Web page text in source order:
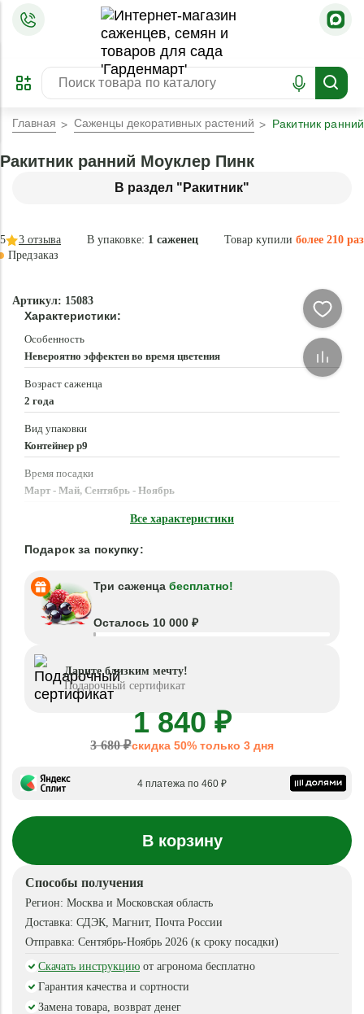
ПРЕДЗАКАЗ
ЗАБРОНИРОВАТЬ
ЛУЧШЕЕ
Главная Саженцы декоративных растений Ракитник
В раздел "Ракитник"
Ракитник ранний Моуклер Пинк
В упаковке: 1 саженец Товар купили более 210 раз
5 3 отзыва
Предзаказ
Артикул: 15083
Характеристики:
Особенность
Невероятно эффектен во время цветения
Возраст саженца
2 года
Вид упаковки
Контейнер p9
Время посадки
Март - Май, Сентябрь - Ноябрь
Все характеристики
Подарок за покупку:
Три саженца бесплатно!
Осталось 10 000 ₽
Дарите близким мечту!
Подарочный сертификат
1 840 ₽
3 680 ₽скидка 50% только 3 дня
4 платежа по 460 ₽
В корзину
Способы получения
Регион: Москва и Московская область
Доставка: СДЭК, Магнит, Почта России
Отправка: Сентябрь-Ноябрь 2026 (к сроку посадки)
Скачать инструкцию от агронома бесплатно
Гарантия качества и сортности
Замена товара, возврат денег